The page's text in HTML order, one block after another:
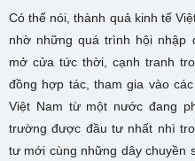
Có thể nói, thành quả kinh tế
nhờ những quá trình hội nhập
mở cửa tức thời, cạnh tranh
đồng hợp tác, tham gia vào
Việt Nam từ một nước đang
trường được đầu tư nhất nhì
tư mới cùng những dây chuyền